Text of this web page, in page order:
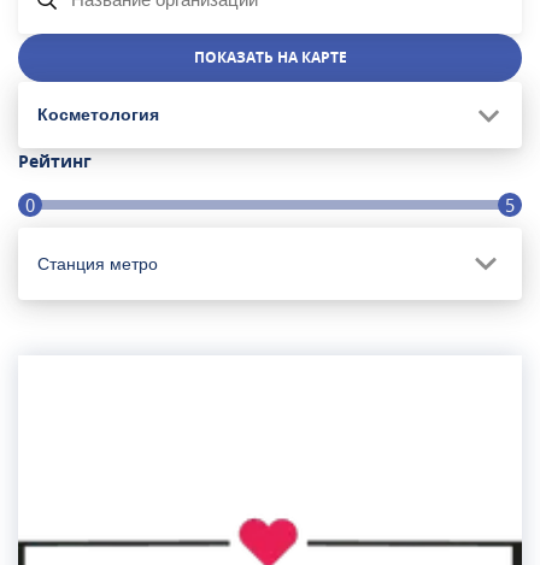
ПОКАЗАТЬ НА КАРТЕ
Косметология
Рейтинг
0 5
Станция метро